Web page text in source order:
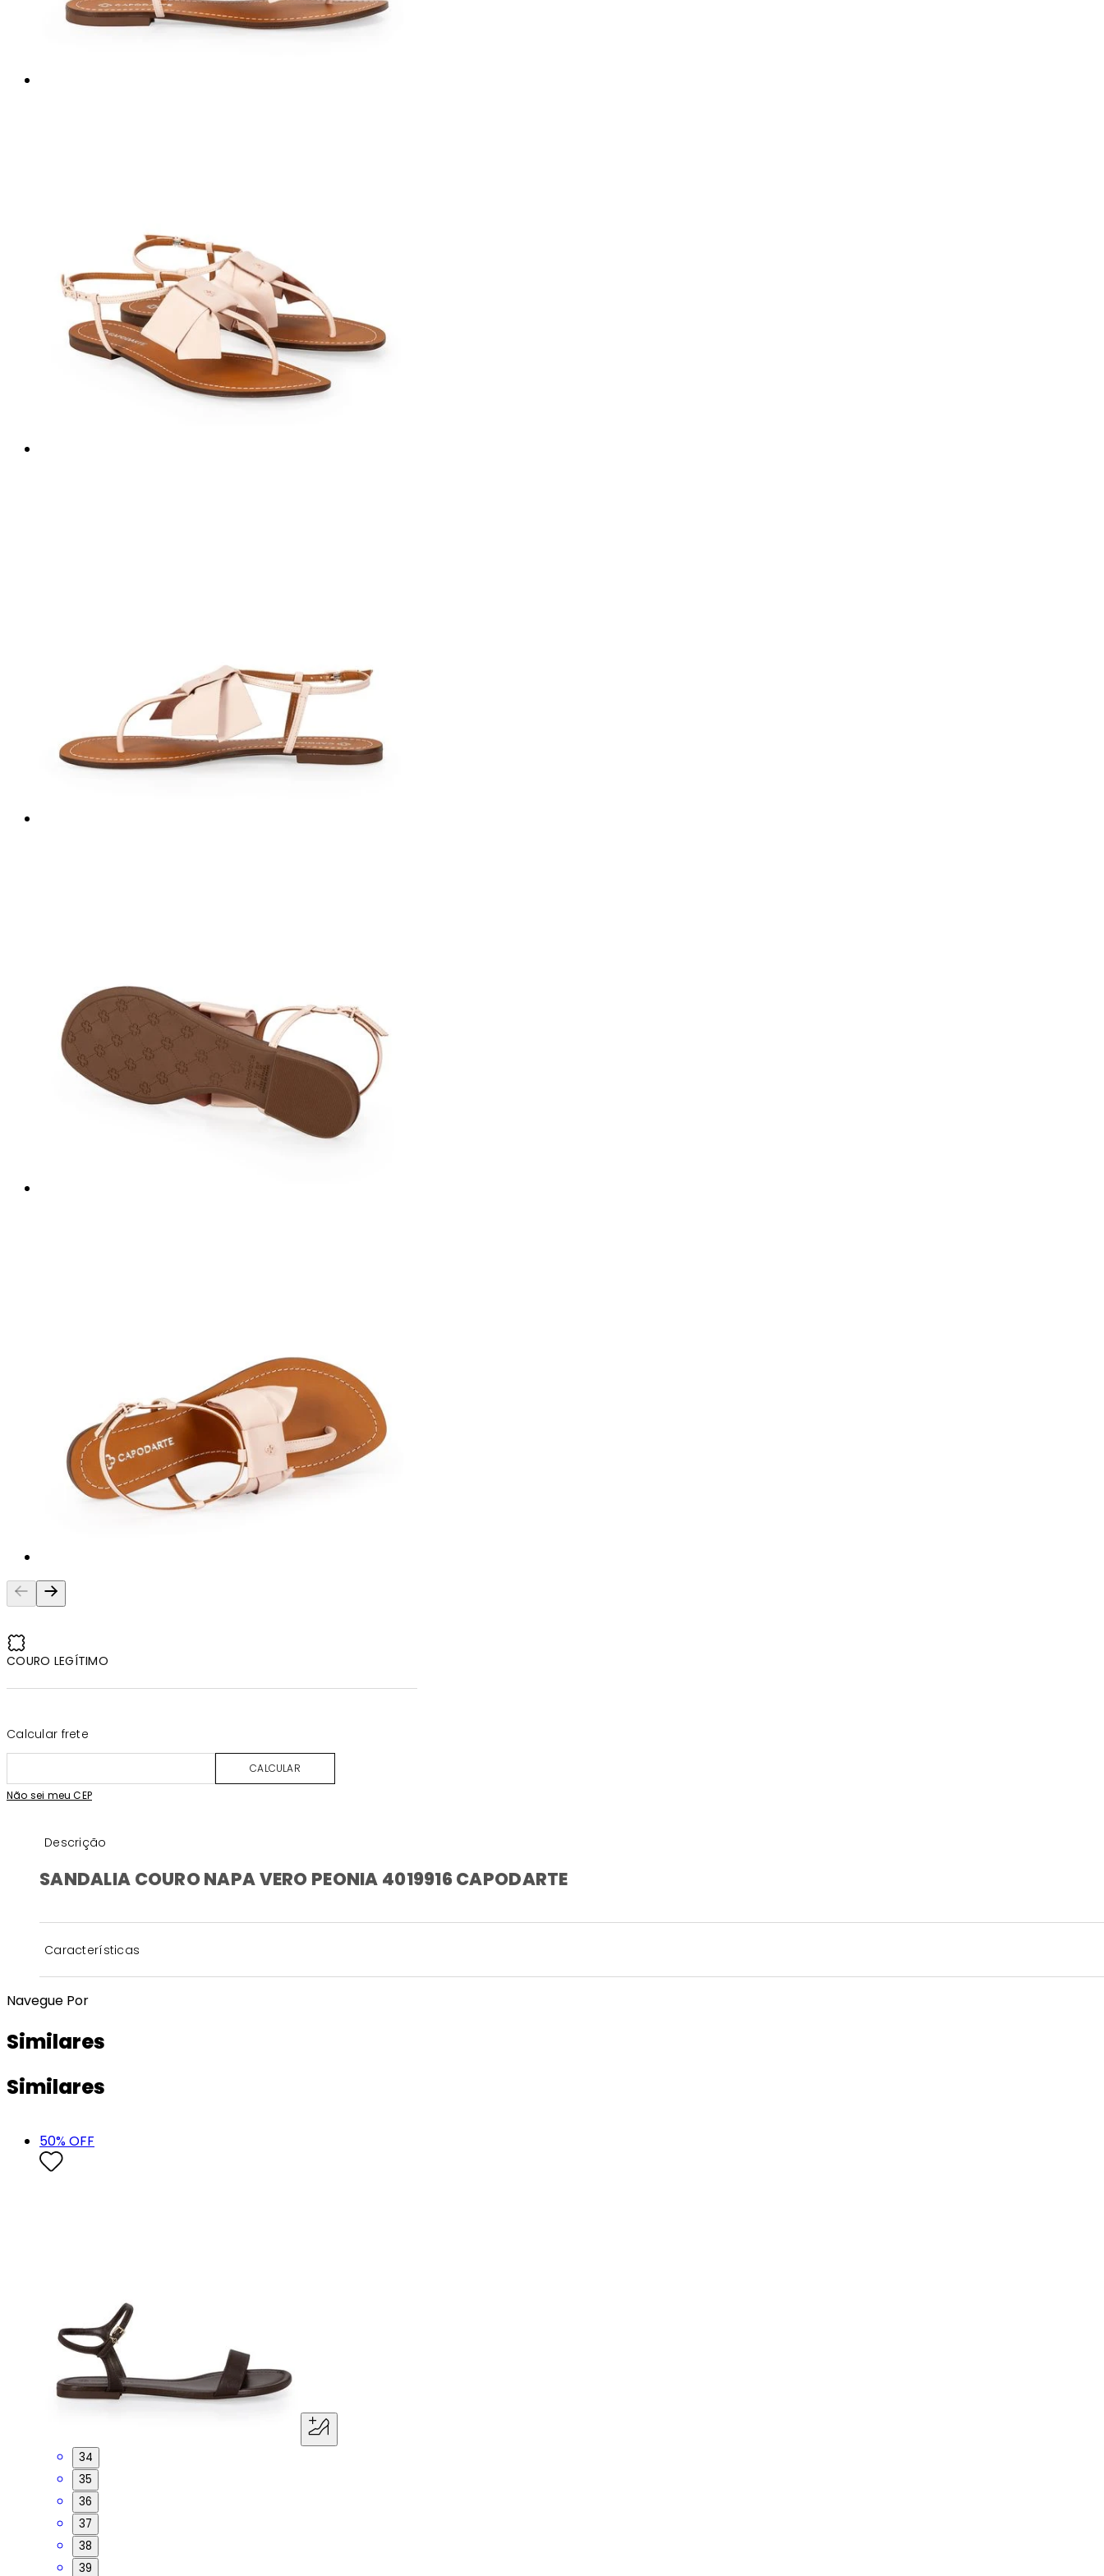
COURO LEGÍTIMO
Calcular frete
CALCULAR
Não sei meu CEP
Descrição
SANDALIA COURO NAPA VERO PEONIA 4019916 CAPODARTE
Características
Navegue Por
Similares
Similares
50% OFF
34
35
36
37
38
39